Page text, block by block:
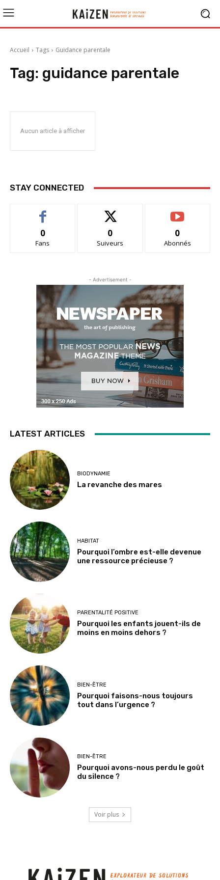
Accueil Tags Guidance parentale
Tag: guidance parentale
Aucun article à afficher
STAY CONNECTED
0
Fans
0
Suiveurs
0
Abonnés
- Advertisement -
LATEST ARTICLES
BIODYNAMIE
La revanche des mares
HABITAT
Pourquoi l’ombre est-elle devenue
une ressource précieuse ?
PARENTALITÉ POSITIVE
Pourquoi les enfants jouent-ils de
moins en moins dehors ?
BIEN-ÊTRE
Pourquoi faisons-nous toujours
tout dans l’urgence ?
BIEN-ÊTRE
Pourquoi avons-nous perdu le goût
du silence ?
Voir plus